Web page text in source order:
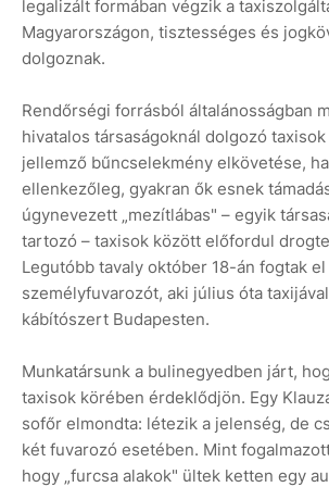
legalizált formában végzik a
Magyarországon, tisztességes és
dolgoznak.
Rendőrségi forrásból általánosságban
hivatalos társaságoknál dolgozó
jellemző bűncselekmény elkövetése,
ellenkezőleg, gyakran ők esnek
úgynevezett „mezítlábas" – egyik
tartozó – taxisok között előfordul
Legutóbb tavaly október 18-án fogtak
személyfuvarozót, aki július óta
kábítószert Budapesten.
Munkatársunk a bulinegyedben járt,
taxisok körében érdeklődjön. Egy
sofőr elmondta: létezik a jelenség, de
két fuvarozó esetében. Mint
hogy „furcsa alakok" ültek ketten egy